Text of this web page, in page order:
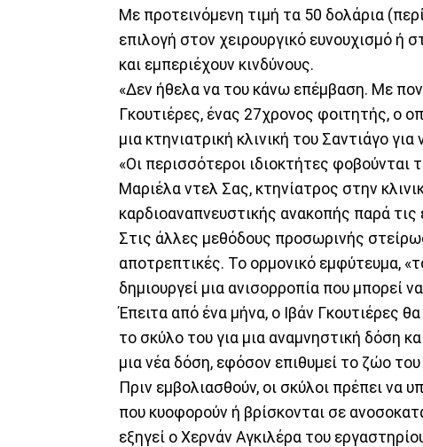
Με προτεινόμενη τιμή τα 50 δολάρια
επιλογή στον χειρουργικό ευνουχισμό ή
και εμπεριέχουν κινδύνους.
«Δεν ήθελα να του κάνω επέμβαση. Με
Γκουτιέρες, ένας 27χρονος φοιτητής, ο
μια κτηνιατρική κλινική του Σαντιάγο για
«Οι περισσότεροι ιδιοκτήτες φοβούνται
Μαριέλα ντελ Σας, κτηνίατρος στην
καρδιοαναπνευστικής ανακοπής παρά τις
Στις άλλες μεθόδους προσωρινής
αποτρεπτικές. Το ορμονικό εμφύτευμα,
δημιουργεί μια ανισορροπία που μπορεί
Έπειτα από ένα μήνα, ο Ιβάν Γκουτιέρες
το σκύλο του για μια αναμνηστική δόση
μια νέα δόση, εφόσον επιθυμεί το ζώο
Πριν εμβολιασθούν, οι σκύλοι πρέπει να
που κυοφορούν ή βρίσκονται σε
εξηγεί ο Χερνάν Αγκιλέρα του